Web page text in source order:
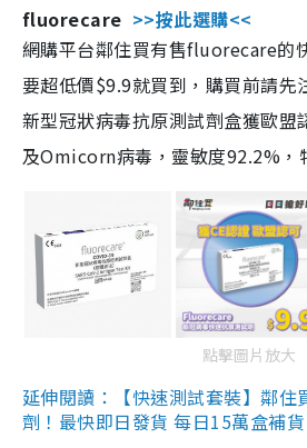
fluorecare >>按此選購<<
網購平台鄰住買有售fluorecare的
要超低價$9.9就買到，購買前請先
新型冠狀病毒抗原測試劑盒獲歐
及Omicorn病毒，靈敏度92.2%，
點擊圖片放大
延伸閱讀：【快速測試套裝】鄰住
劑！最快即日發貨 每日15萬盒補貨